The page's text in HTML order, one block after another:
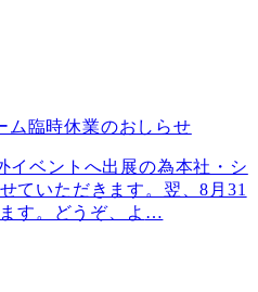
臨時休業のおしらせ
イベントへ出展の為本社・シ
ていただきます。翌、8月31
す。どうぞ、よ …